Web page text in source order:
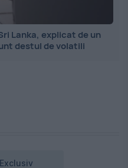
Lanka, explicat de un
destul de volatili
Exclusiv